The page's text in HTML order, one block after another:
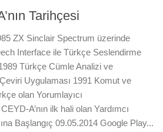
Tarihçesi
ZX Sinclair Spectrum üzerinde
Interface ile Türkçe Seslendirme
Türkçe Cümle Analizi ve
Uygulaması 1991 Komut ve
olan Yorumlayıcı
A’nın ilk hali olan Yardımcı
Başlangıç 09.05.2014 Google Play...